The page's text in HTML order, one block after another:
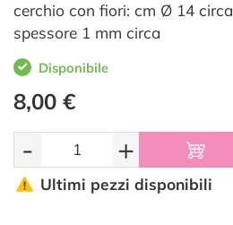
cerchio con fiori: cm Ø 14 circa
spessore 1 mm circa
Disponibile
8,00 €
- +
Ultimi pezzi disponibili